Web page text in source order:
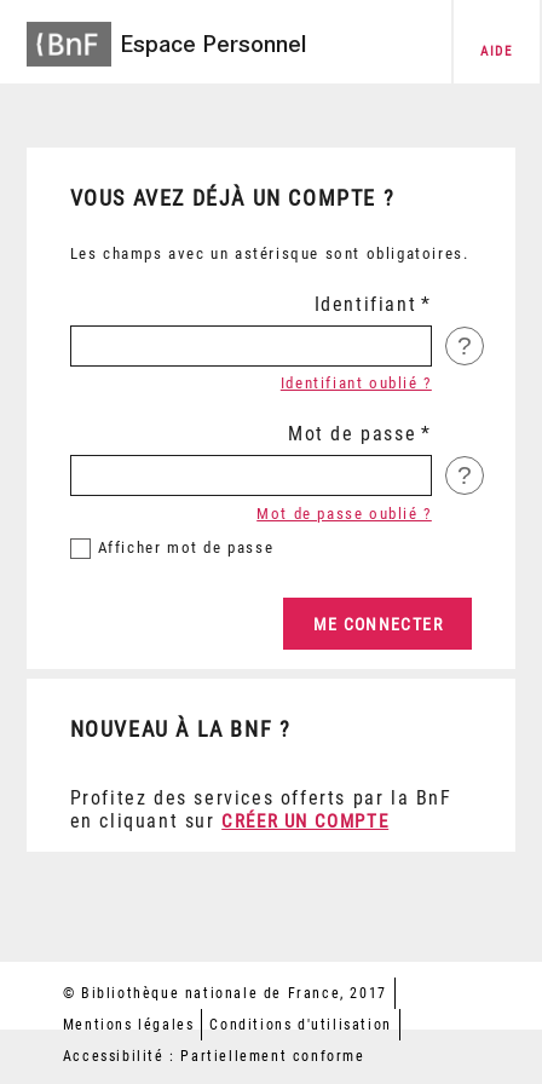
Espace Personnel AIDE
VOUS AVEZ DÉJÀ UN COMPTE ?
Les champs avec un astérisque sont obligatoires.
Identifiant
?
Identifiant oublié ?
Mot de passe
?
Afficher mot de passe
Mot de passe oublié ?
NOUVEAU À LA BNF ?
Profitez des services offerts par la BnF
en cliquant sur CRÉER UN COMPTE
© Bibliothèque nationale de France, 2017
Mentions légales
Conditions d'utilisation
Accessibilité : Partiellement conforme